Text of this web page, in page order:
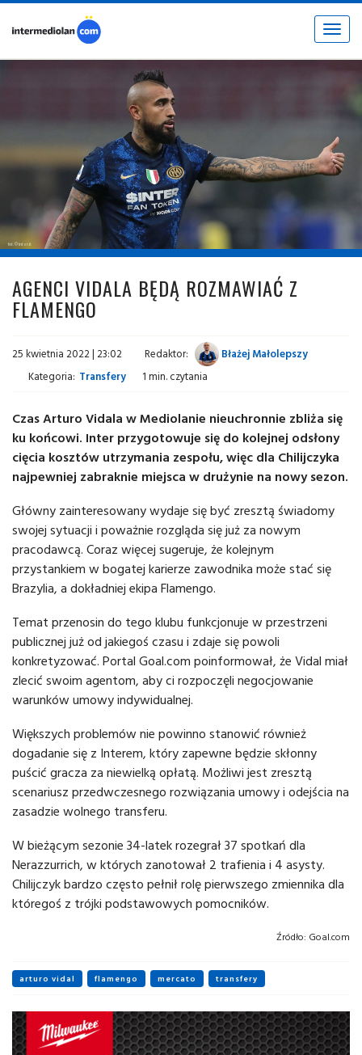
Toggle
fot. © inter.it
AGENCI VIDALA BĘDĄ ROZMAWIAĆ Z
FLAMENGO
25 kwietnia 2022 | 23:02 Redaktor:
Błażej Małolepszy
Kategoria: Transfery 1 min. czytania
Czas Arturo Vidala w Mediolanie nieuchronnie zbliża się
ku końcowi. Inter przygotowuje się do kolejnej odsłony
cięcia kosztów utrzymania zespołu, więc dla Chilijczyka
najpewniej zabraknie miejsca w drużynie na nowy sezon.
Główny zainteresowany wydaje się być zresztą świadomy
swojej sytuacji i poważnie rozgląda się już za nowym
pracodawcą. Coraz więcej sugeruje, że kolejnym
przystankiem w bogatej karierze zawodnika może stać się
Brazylia, a dokładniej ekipa Flamengo.
Temat przenosin do tego klubu funkcjonuje w przestrzeni
publicznej już od jakiegoś czasu i zdaje się powoli
konkretyzować. Portal Goal.com poinformował, że Vidal miał
zlecić swoim agentom, aby ci rozpoczęli negocjowanie
warunków umowy indywidualnej.
Większych problemów nie powinno stanowić również
dogadanie się z Interem, który zapewne będzie skłonny
puścić gracza za niewielką opłatą. Możliwi jest zresztą
scenariusz przedwczesnego rozwiązania umowy i odejścia na
zasadzie wolnego transferu.
W bieżącym sezonie 34-latek rozegrał 37 spotkań dla
Nerazzurrich, w których zanotował 2 trafienia i 4 asysty.
Chilijczyk bardzo często pełnił rolę pierwszego zmiennika dla
któregoś z trójki podstawowych pomocników.
Źródło: Goal.com
arturo vidal flamengo mercato transfery